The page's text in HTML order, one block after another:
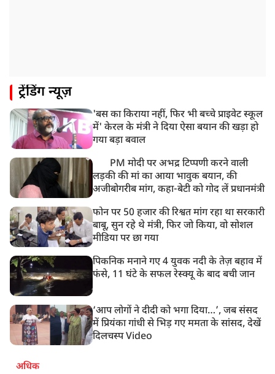
ट्रेंडिंग न्यूज़
'बस का किराया नहीं, फिर भी बच्चे प्राइवेट स्कूल
में' केरल के मंत्री ने दिया ऐसा बयान की खड़ा हो
गया बड़ा बवाल
PM मोदी पर अभद्र टिप्पणी करने वाली
लड़की की मां का आया भावुक बयान, की
अजीबोगरीब मांग, कहा-बेटी को गोद लें प्रधानमंत्री
फोन पर 50 हजार की रिश्वत मांग रहा था सरकारी
बाबू, सुन रहे थे मंत्री, फिर जो किया, वो सोशल
मीडिया पर छा गया
पिकनिक मनाने गए 4 युवक नदी के तेज़ बहाव में
फंसे, 11 घंटे के सफल रेस्क्यू के बाद बची जान
‘आप लोगों ने दीदी को भगा दिया…’, जब संसद
में प्रियंका गांधी से भिड़ गए ममता के सांसद, देखें
दिलचस्प Video
अधिक